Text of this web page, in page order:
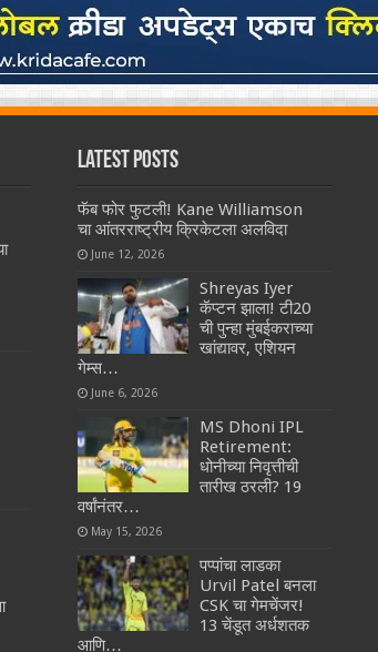
Latest Posts
फॅब फोर फुटली! Kane Williamson
चा आंतरराष्ट्रीय क्रिकेटला अलविदा
June 12, 2026
Shreyas Iyer
कॅप्टन झाला! टी20
ची पुन्हा मुंबईकराच्या
खांद्यावर, एशियन
गेम्स…
June 6, 2026
MS Dhoni IPL
Retirement:
धोनीच्या निवृत्तीची
तारीख ठरली? 19
वर्षांनंतर…
May 15, 2026
पप्पांचा लाडका
Urvil Patel बनला
CSK चा गेमचेंजर!
13 चेंडूत अर्धशतक
आणि…